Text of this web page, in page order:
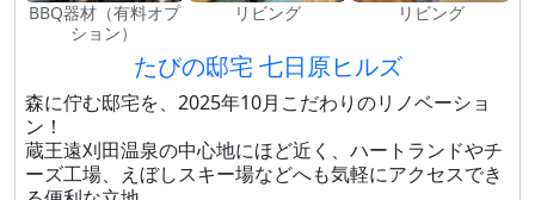
BBQ器材（有料オプ
ション）
リビング リビング
たびの邸宅 七日原ヒルズ
森に佇む邸宅を、2025年10月こだわりのリノベーショ
ン！
蔵王遠刈田温泉の中心地にほど近く、ハートランドやチ
ーズ工場、えぼしスキー場などへも気軽にアクセスでき